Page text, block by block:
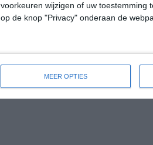
voorkeuren wijzigen of uw toestemming
op de knop "Privacy" onderaan de
MEER OPTIES
02:00